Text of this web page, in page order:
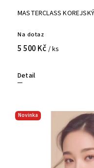
MASTERCLASS
Na dotaz
5 500 Kč / ks
Detail
Novinka